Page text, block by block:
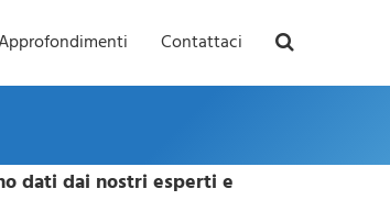
Contattaci
dati dai nostri esperti e